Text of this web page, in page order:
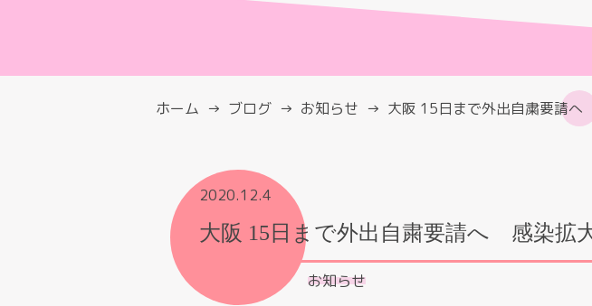
ホーム ブログ お知らせ 大阪 15日まで外出自粛要請
2020.12.4
大阪 15日まで外出自粛要請へ 感染拡
お知らせ